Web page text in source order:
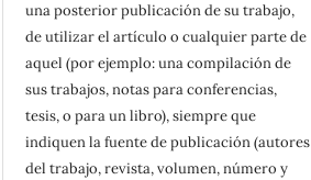
una posterior publicación de su trabajo,
de utilizar el artículo o cualquier parte de
aquel (por ejemplo: una compilación de
sus trabajos, notas para conferencias,
tesis, o para un libro), siempre que
indiquen la fuente de publicación (autores
del trabajo, revista, volumen, número y